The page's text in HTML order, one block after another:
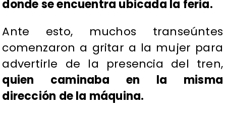
donde se encuentra ubicada la feria.
Ante esto, muchos transeúntes
comenzaron a gritar a la mujer para
advertirle de la presencia del tren,
quien caminaba en la misma
dirección de la máquina.